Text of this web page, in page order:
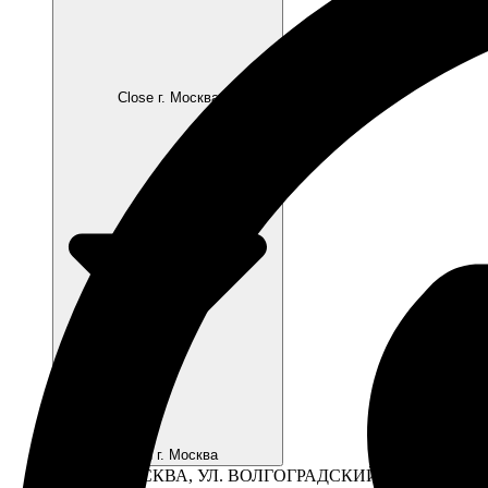
Close г. Москва
Open г. Москва
Г. МОСКВА, УЛ. ВОЛГОГРАДСКИЙ ПР-Т., 41,